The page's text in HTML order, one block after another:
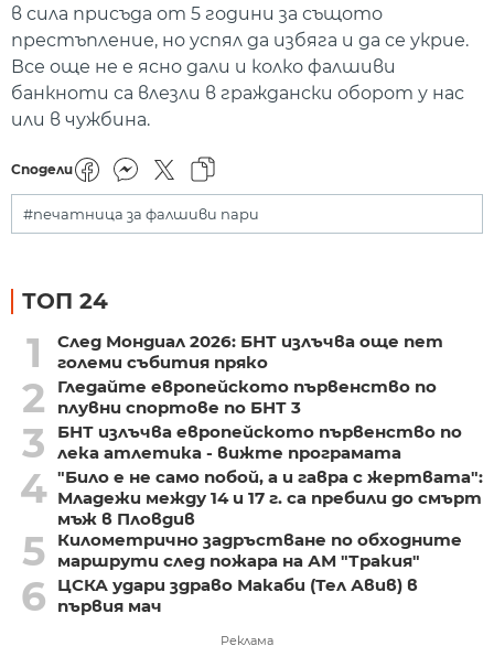
в сила присъда от 5 години за същото
престъпление, но успял да избяга и да се укрие.
Все още не е ясно дали и колко фалшиви
банкноти са влезли в граждански оборот у нас
или в чужбина.
Сподели
#печатница за фалшиви пари
ТОП 24
1
След Мондиал 2026: БНТ излъчва още пет
големи събития пряко
2
Гледайте европейското първенство по
плувни спортове по БНТ 3
3
БНТ излъчва европейското първенство по
лека атлетика - вижте програмата
4 "Било е не само побой, а и гавра с жертвата":
Младежи между 14 и 17 г. са пребили до смърт
мъж в Пловдив
5
Километрично задръстване по обходните
маршрути след пожара на АМ "Тракия"
6
ЦСКА удари здраво Макаби (Тел Авив) в
първия мач
Реклама